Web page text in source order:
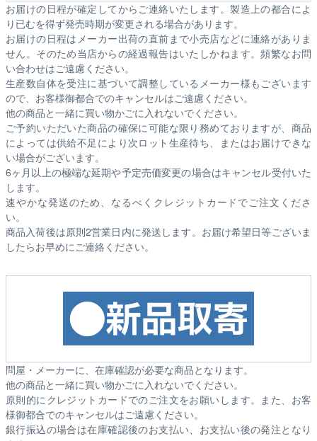
お届けの日程が確定してからご連絡いたします。製造上の都合によ
り已むを得ず発売時期が変更される場合があります。
お届けの日程はメーカー出荷の直前まで小売店などに連絡がありま
せん。そのため当店からの経過報告はいたしかねます。頻繁なお問
い合わせはご遠慮ください。
生産数自体を受注に基づいて調整しているメーカー様もございます
ので、お客様御都合でのキャンセルはご遠慮ください。
他の商品と一緒に買い物かごに入れないでください。
ご予約いただいた商品の確保に可能な限り務めておりますが、商品
によっては供給不足により次ロット生産待ち、またはお届けできな
い場合がございます。
6ヶ月以上の極端な延期や予定売価変更の場合はキャンセル受付いた
します。
速やかな発送のため、なるべくクレジットカードでご注文くださ
い。
商品入荷後は原則2営業日内に発送します。お届け希望日等ございま
したらお早めにご連絡ください。
問屋・メーカーに、在庫確認が必要な商品となります。
他の商品と一緒に買い物かごに入れないでください。
原則的にクレジットカードでのご注文をお願いします。また、お客
様御都合でのキャンセルはご遠慮ください。
銀行振込の場合は在庫確認後のお支払い、お支払い後の発注となり